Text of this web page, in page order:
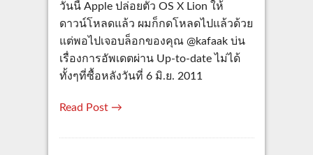
วันนี้ Apple ปล่อยตัว OS X Lion ให้
ดาวน์โหลดแล้ว ผมก็กดโหลดไปแล้วด้วย
แต่พอไปเจอบล็อกของคุณ @kafaak บ่น
เรื่องการอัพเดตผ่าน Up-to-date ไม่ได้
ทั้งๆที่ซื้อหลังวันที่ 6 มิ.ย. 2011
Read Post →